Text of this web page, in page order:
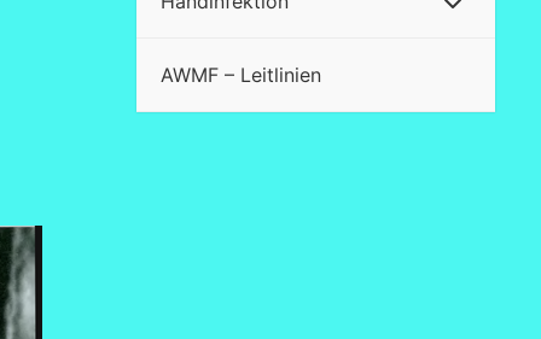
AWMF – Leitlinien